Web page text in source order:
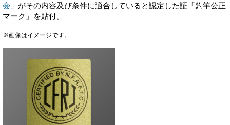
会」 がその内容及び条件に適合していると認定した証「釣竿公正
マーク」を貼付。
※画像はイメージです。